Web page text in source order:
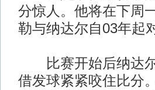
分惊人。他将在下周
勒与纳达尔自03年起
比赛开始后纳达尔
借发球紧紧咬住比分